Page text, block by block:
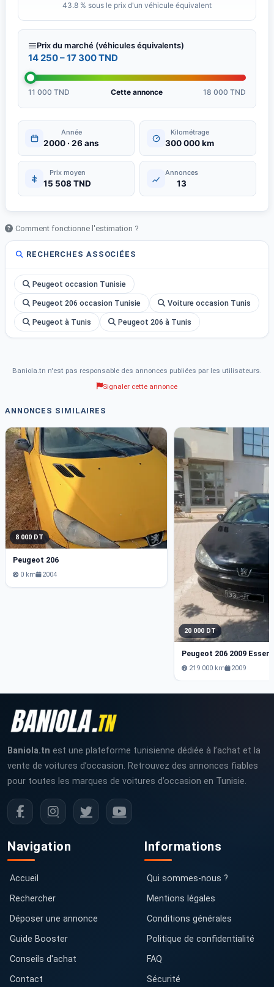
43.8 % sous le prix d'un véhicule équivalent
Prix du marché (véhicules équivalents)
14 250 – 17 300 TND
11 000 TND Cette annonce 18 000 TND
Année
2000 · 26 ans
Kilométrage
300 000 km
Prix moyen
15 508 TND
Annonces
13
Comment fonctionne l'estimation ?
RECHERCHES ASSOCIÉES
Peugeot occasion Tunisie
Peugeot 206 occasion Tunisie Voiture occasion Tunis
Peugeot à Tunis Peugeot 206 à Tunis
Baniola.tn n'est pas responsable des annonces publiées par les utilisateurs.
Signaler cette annonce
ANNONCES SIMILAIRES
8 000 DT
Peugeot 206
0 km 2004
20 000 DT
Peugeot 206 2009
219 000 km 2009
Baniola.tn est une plateforme tunisienne dédiée à l’achat et la
vente de voitures d’occasion. Retrouvez des annonces fiables
pour toutes les marques de voitures d’occasion en Tunisie.
Navigation
Accueil
Rechercher
Déposer une annonce
Guide Booster
Conseils d'achat
Contact
Informations
Qui sommes-nous ?
Mentions légales
Conditions générales
Politique de confidentialité
FAQ
Sécurité